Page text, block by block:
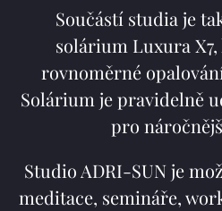
Součástí studia je
solárium Luxura
rovnoměrné
Solárium je pravidelně
pro
Studio ADRI-SUN je
meditace, semináře,